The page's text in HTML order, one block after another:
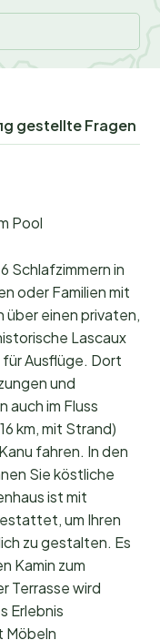
gestellte Fragen
Pool
Schlafzimmern in
oder Familien mit
über einen privaten,
Lascaux
Ausflüge. Dort
und
auch im Fluss
km, mit Strand)
fahren. In den
Sie köstliche
ist mit
um Ihren
zu gestalten. Es
Kamin zum
Terrasse wird
Erlebnis
Möbeln